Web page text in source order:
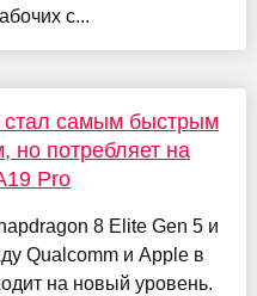
с...
стал самым быстрым
но потребляет на
Pro
8 Elite Gen 5 и
Qualcomm и Apple в
на новый уровень.